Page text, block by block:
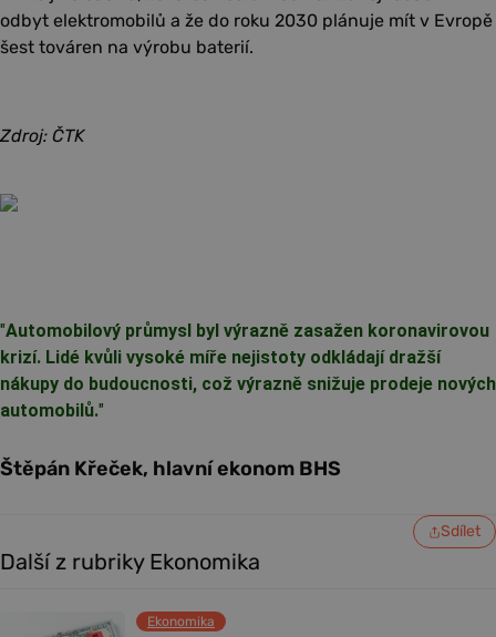
odbyt elektromobilů a že do roku 2030 plánuje mít v Evropě
šest továren na výrobu baterií.
Zdroj: ČTK
"Automobilový průmysl byl výrazně zasažen koronavirovou
krizí. Lidé kvůli vysoké míře nejistoty odkládají dražší
nákupy do budoucnosti, což výrazně snižuje prodeje nových
automobilů."
Štěpán Křeček, hlavní ekonom BHS
Sdílet
Další z rubriky Ekonomika
Ekonomika